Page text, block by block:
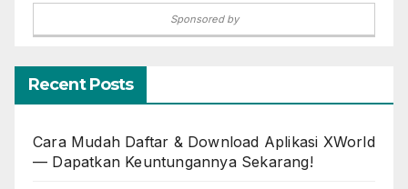
Sponsored by
Recent Posts
Cara Mudah Daftar & Download Aplikasi XWorld
— Dapatkan Keuntungannya Sekarang!